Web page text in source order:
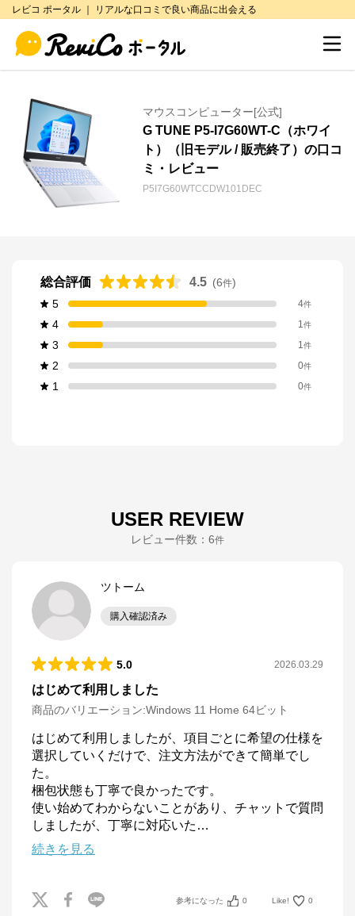
レビコ ポータル ｜ リアルな口コミで良い商品に出会える
マウスコンピューター[公式]
G TUNE P5-I7G60WT-C（ホワイ
ト）（旧モデル / 販売終了）の口コ
ミ・レビュー
P5I7G60WTCCDW101DEC
総合評価 4.5 (6件)
5
4件
4 1件
3 1件
2 0件
1 0件
USER REVIEW
レビュー件数： 6件
ツトーム
購入確認済み
5.0 2026.03.29
はじめて利用しました
商品のバリエーション:Windows 11 Home 64ビット
はじめて利用しましたが、項目ごとに希望の仕様を
選択していくだけで、注文方法ができて簡単でし
た。
梱包状態も丁寧で良かったです。
使い始めてわからないことがあり、チャットで質問
しましたが、丁寧に対応いた …
続きを見る
参考になった 0 Like! 0